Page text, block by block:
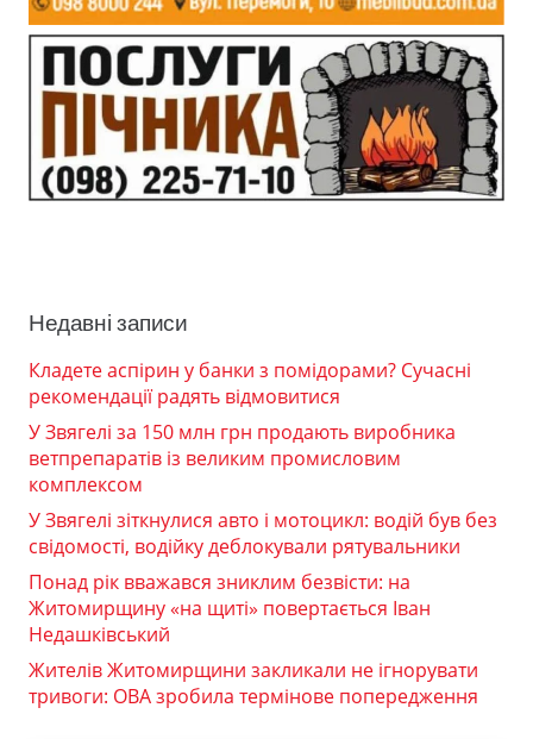
Недавні записи
Кладете аспірин у банки з помідорами? Сучасні
рекомендації радять відмовитися
У Звягелі за 150 млн грн продають виробника
ветпрепаратів із великим промисловим
комплексом
У Звягелі зіткнулися авто і мотоцикл: водій був без
свідомості, водійку деблокували рятувальники
Понад рік вважався зниклим безвісти: на
Житомирщину «на щиті» повертається Іван
Недашківський
Жителів Житомирщини закликали не ігнорувати
тривоги: ОВА зробила термінове попередження